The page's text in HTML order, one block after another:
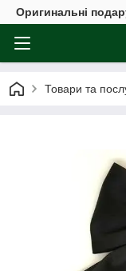
Оригинальні
Товари та